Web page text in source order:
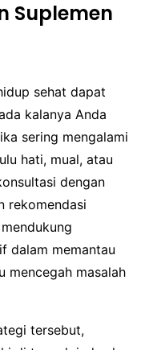
Suplemen
sehat dapat
kalanya Anda
sering mengalami
hati, mual, atau
dengan
rekomendasi
dalam memantau
mencegah masalah
tersebut,